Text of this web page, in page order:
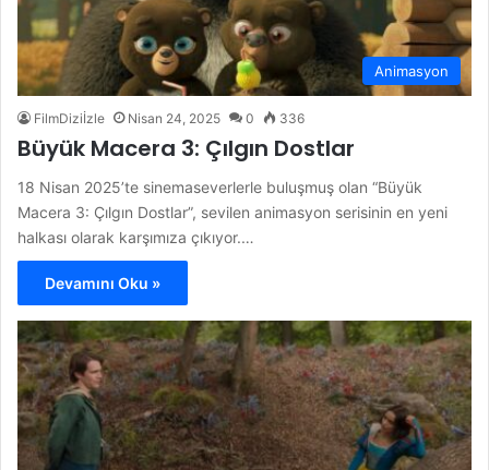
Animasyon
FilmDiziİzle Nisan 24, 2025 0 336
Büyük Macera 3: Çılgın Dostlar
18 Nisan 2025’te sinemaseverlerle buluşmuş olan “Büyük
Macera 3: Çılgın Dostlar”, sevilen animasyon serisinin en yeni
halkası olarak karşımıza çıkıyor.…
Devamını Oku »